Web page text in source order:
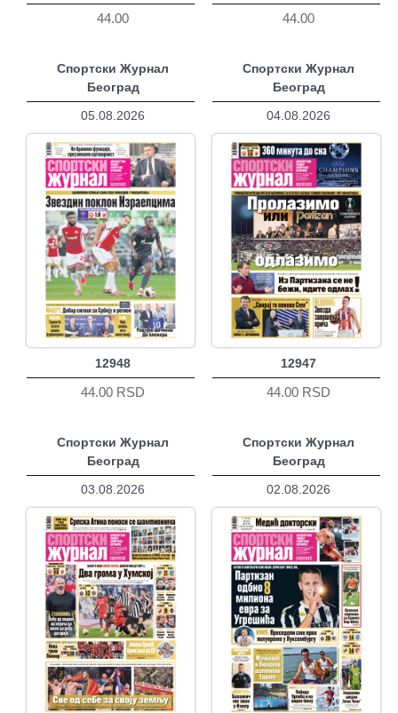
44.00 44.00
Спортски Журнал
Београд
05.08.2026
12948
44.00 RSD
Спортски Журнал
Београд
04.08.2026
12947
44.00 RSD
Спортски Журнал
Београд
03.08.2026
Спортски Журнал
Београд
02.08.2026